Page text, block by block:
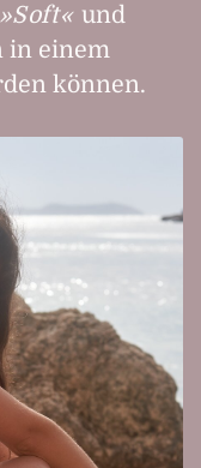
Soft
und
in einem
können.